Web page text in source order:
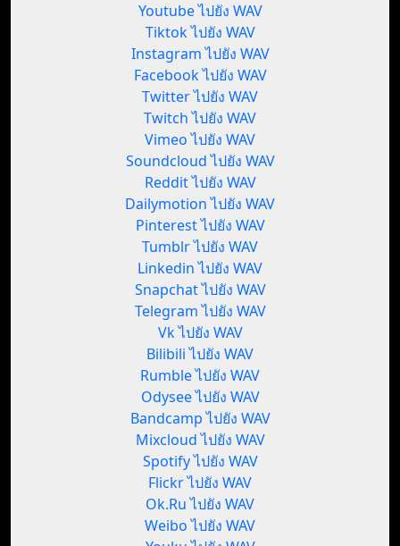
Youtube ไปยัง WAV
Tiktok ไปยัง WAV
Instagram ไปยัง WAV
Facebook ไปยัง WAV
Twitter ไปยัง WAV
Twitch ไปยัง WAV
Vimeo ไปยัง WAV
Soundcloud ไปยัง WAV
Reddit ไปยัง WAV
Dailymotion ไปยัง WAV
Pinterest ไปยัง WAV
Tumblr ไปยัง WAV
Linkedin ไปยัง WAV
Snapchat ไปยัง WAV
Telegram ไปยัง WAV
Vk ไปยัง WAV
Bilibili ไปยัง WAV
Rumble ไปยัง WAV
Odysee ไปยัง WAV
Bandcamp ไปยัง WAV
Mixcloud ไปยัง WAV
Spotify ไปยัง WAV
Flickr ไปยัง WAV
Ok.Ru ไปยัง WAV
Weibo ไปยัง WAV